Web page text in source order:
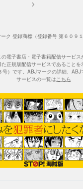
の電子書店・電子書籍配信サービ
正規版配信サービスであること
号）です。ABJマークの詳細、ABJ
サービスの一覧はこちら